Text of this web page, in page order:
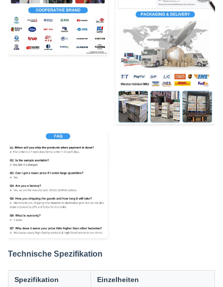
Technische Spezifikation
Spezifikation Einzelheiten